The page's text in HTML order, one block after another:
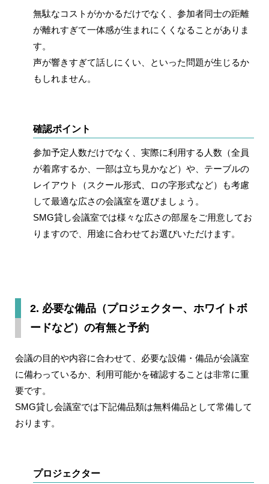
無駄なコストがかかるだけでなく、参加者同士の距離
が離れすぎて一体感が生まれにくくなることがありま
す。
声が響きすぎて話しにくい、といった問題が生じるか
もしれません。
確認ポイント
参加予定人数だけでなく、実際に利用する人数（全員
が着席するか、一部は立ち見かなど）や、テーブルの
レイアウト（スクール形式、ロの字形式など）も考慮
して最適な広さの会議室を選びましょう。
SMG貸し会議室では様々な広さの部屋をご用意してお
りますので、用途に合わせてお選びいただけます。
2. 必要な備品（プロジェクター、ホワイトボ
ードなど）の有無と予約
会議の目的や内容に合わせて、必要な設備・備品が会議室
に備わっているか、利用可能かを確認することは非常に重
要です。
SMG貸し会議室では下記備品類は無料備品として常備して
おります。
プロジェクター